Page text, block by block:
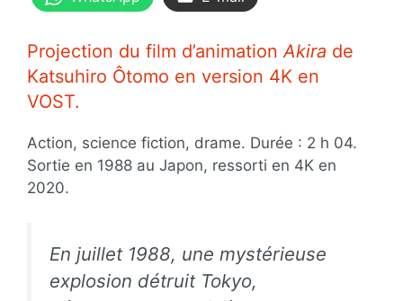
Projection du film d’animationAkira de
Katsuhiro Ôtomo en version 4K en
VOST.
Action, science fiction, drame. Durée : 2 h 04.
Sortie en 1988 au Japon, ressorti en 4K en
2020.
En juillet 1988, une mystérieuse
explosion détruit Tokyo,